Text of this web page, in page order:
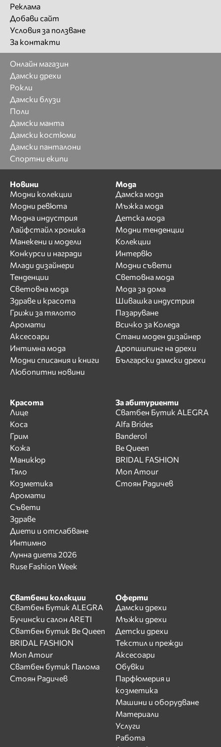
Реклама
Добави сайт
Условия за ползване
За контакти
Онлайн магазин
Дамски дрехи
Рокли
Дамски блузи
Поли
Дамски манта
Дамски костюми
Дамски панталони
Спортни екипи
Новини
Модни колекции
Модни ревюта
Модна индустрия
Лайфстайл хроника
Манекени и модели
Конкурси и награди
Млади дизайнери
Тенденции
Световна мода
Здраве и красота
Грижи за тялото
Аромати
Аксесоари
Интимна мода
Модни списания и книги
Любопитни новини
Мода
Дамска мода
Мъжка мода
Детска мода
Модни тенденции
Колекции
Интервю
Модни съвети
Световна мода
Мода за дома
Шивашка индустрия
Пазаруване
Всичко за Коледа
Стани моден дизайнер
Дропшипинг на дрехи
Български дамски дрехи
Красота
Лице
Коса
Грим
Кожа
Маникюр
Тяло
Козметика
Аромати
Съвети
Здраве
Диети и отслабване
Интимно
Лунна диета 2026
Ruse Fashion Week
За абитуриенти
Сватбен Бутик ALEGRA
Alfa Brides
Banderol
Be Queen
BRIDAL FASHION
Mon Amour
Стоян Радичев
Сватбени колекции
Сватбен Бутик ALEGRA
Бучински салон ARETI
Сватбен бутик Be Queen
BRIDAL FASHION
Mon Amour
Сватбен бутик Палома
Стоян Радичев
Оферти
Дамски дрехи
Мъжки дрехи
Детски дрехи
Текстил и прежди
Аксесоари
Обувки
Парфюмерия и
козметика
Машини и оборудване
Материали
Услуги
Работа